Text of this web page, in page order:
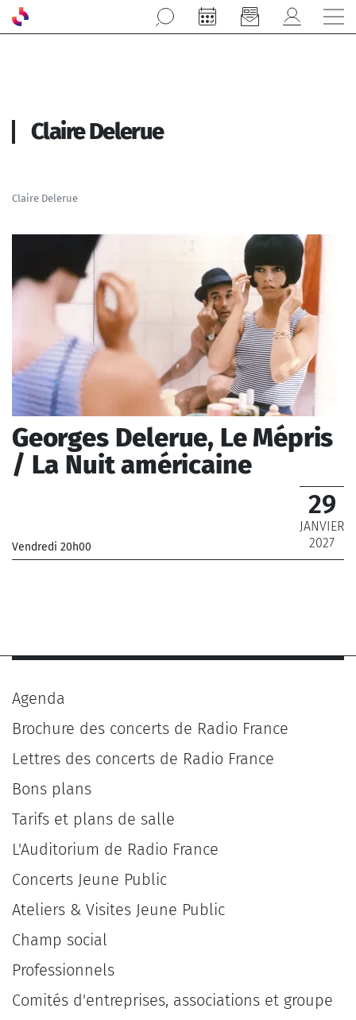
Aller au contenu principal
Claire Delerue
Claire Delerue
Georges Delerue, Le Mépris
/ La Nuit américaine
Vendredi 20h00
29
JANVIER
2027
Agenda
Brochure des concerts de Radio France
Lettres des concerts de Radio France
Bons plans
Tarifs et plans de salle
L'Auditorium de Radio France
Concerts Jeune Public
Ateliers & Visites Jeune Public
Champ social
Professionnels
Comités d'entreprises, associations et groupe